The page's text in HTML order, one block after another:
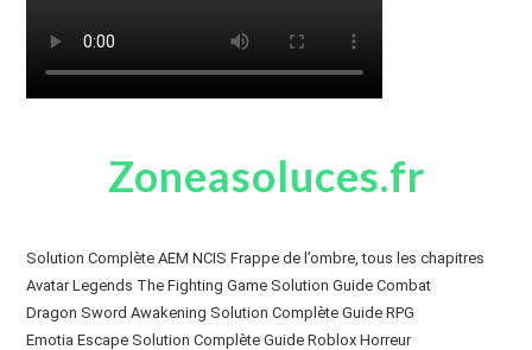
Zoneasoluces.fr
Solution Complète AEM NCIS Frappe de l’ombre, tous les chapitres
Avatar Legends The Fighting Game Solution Guide Combat
Dragon Sword Awakening Solution Complète Guide RPG
Emotia Escape Solution Complète Guide Roblox Horreur